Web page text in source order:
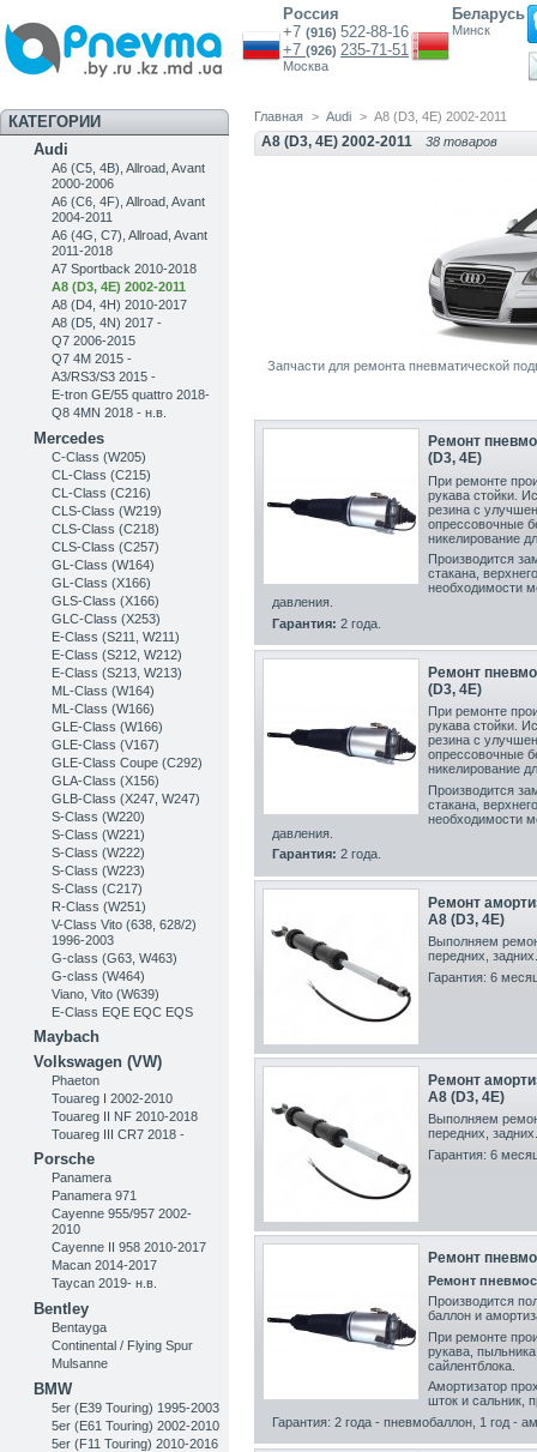
Россия
+7 (916) 522-88-16
+7 (926) 235-71-51
Москва
Беларусь
Минск
КАТЕГОРИИ
Audi
A6 (C5, 4B), Allroad, Avant
2000-2006
A6 (C6, 4F), Allroad, Avant
2004-2011
A6 (4G, C7), Allroad, Avant
2011-2018
A7 Sportback 2010-2018
A8 (D3, 4E) 2002-2011
A8 (D4, 4H) 2010-2017
A8 (D5, 4N) 2017 -
Q7 2006-2015
Q7 4M 2015 -
A3/RS3/S3 2015 -
E-tron GE/55 quattro 2018-
Q8 4MN 2018 - н.в.
Mercedes
C-Class (W205)
CL-Class (C215)
CL-Class (C216)
CLS-Class (W219)
CLS-Class (C218)
CLS-Class (C257)
GL-Class (W164)
GL-Class (X166)
GLS-Class (X166)
GLC-Class (X253)
Е-Class (S211, W211)
E-Class (S212, W212)
E-Class (S213, W213)
ML-Class (W164)
ML-Class (W166)
GLE-Class (W166)
GLE-Class (V167)
GLE-Class Coupe (C292)
GLA-Class (X156)
GLB-Class (X247, W247)
S-Class (W220)
S-Class (W221)
S-Class (W222)
S-Class (W223)
S-Class (C217)
R-Class (W251)
V-Class Vito (638, 628/2)
1996-2003
G-class (G63, W463)
G-class (W464)
Viano, Vito (W639)
E-Class EQE EQC EQS
Maybach
Volkswagen (VW)
Phaeton
Touareg I 2002-2010
Touareg II NF 2010-2018
Touareg III CR7 2018 -
Porsche
Panamera
Panamera 971
Cayenne 955/957 2002-
2010
Cayenne II 958 2010-2017
Macan 2014-2017
Taycan 2019- н.в.
Bentley
Bentayga
Continental / Flying Spur
Mulsanne
BMW
5er (E39 Touring) 1995-2003
5er (E61 Touring) 2002-2010
5er (F11 Touring) 2010-2016
Главная > Audi > A8 (D3, 4E) 2002-2011
A8 (D3, 4E) 2002-2011 38 товаров
Запчасти для ремонта пневматической
Ремонт
(D3, 4E)
При ремонте
рукава стойки.
резина с
опрессовочные
никелирование
Производится
стакана,
необходимости
давления.
Гарантия: 2 года.
Ремонт
(D3, 4E)
При ремонте
рукава стойки.
резина с
опрессовочные
никелирование
Производится
стакана,
необходимости
давления.
Гарантия: 2 года.
Ремонт
A8 (D3, 4E)
Выполняем
передних, задних.
Гарантия: 6
Ремонт
A8 (D3, 4E)
Выполняем
передних, задних.
Гарантия: 6
Ремонт
Ремонт
Производится
баллон и
При ремонте
рукава,
сайлентблока.
Амортизатор
шток и сальник,
Гарантия: 2 года - пневмобаллон, 1 год -